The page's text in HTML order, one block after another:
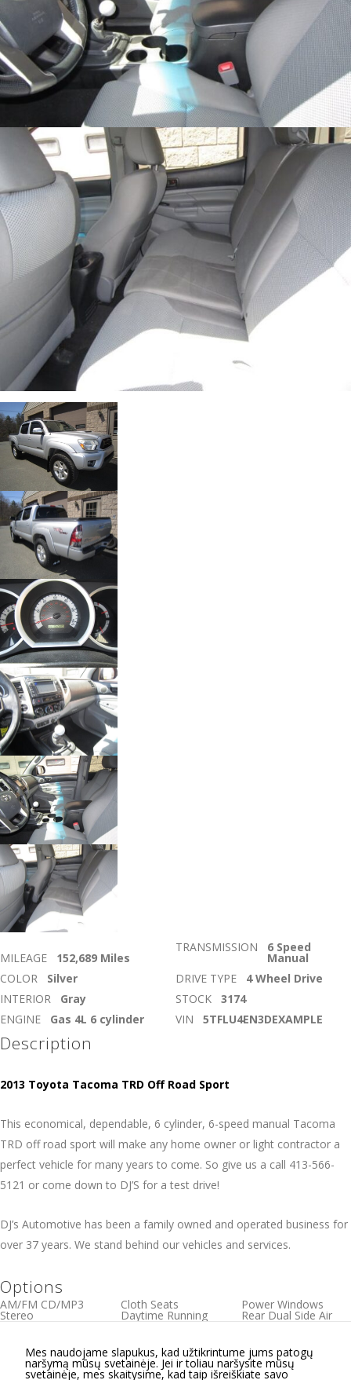
MILEAGE 152,689 Miles
TRANSMISSION 6 Speed
Manual
COLOR
Silver DRIVE TYPE
4 Wheel Drive
INTERIOR
Gray STOCK
3174
ENGINE
Gas 4L 6 cylinder VIN 5TFLU4EN3DEXAMPLE
Description
2013 Toyota Tacoma TRD Off Road Sport
This economical, dependable, 6 cylinder, 6-speed manual Tacoma
TRD off road sport will make any home owner or light contractor a
perfect vehicle for many years to come. So give us a call 413-566-
5121 or come down to DJ’S for a test drive!
DJ’s Automotive has been a family owned and operated business for
over 37 years. We stand behind our vehicles and services.
Options
AM/FM CD/MP3
Stereo
Active Belts
Anti-lock Brakes
Automatic Passenger
Sensor (for
Cloth Seats
Daytime Running
Lights
Head and Side
Fog Lights
Passive engine
Power Windows
Rear Dual Side Air
Bags
Roof Rack
Short Bed
Tilt Steering Wheel
Mes naudojame slapukus, kad užtikrintume jums patogų
naršymą mūsų svetainėje. Jei ir toliau naršysite mūsų
svetainėje, mes skaitysime, kad taip išreiškiate savo